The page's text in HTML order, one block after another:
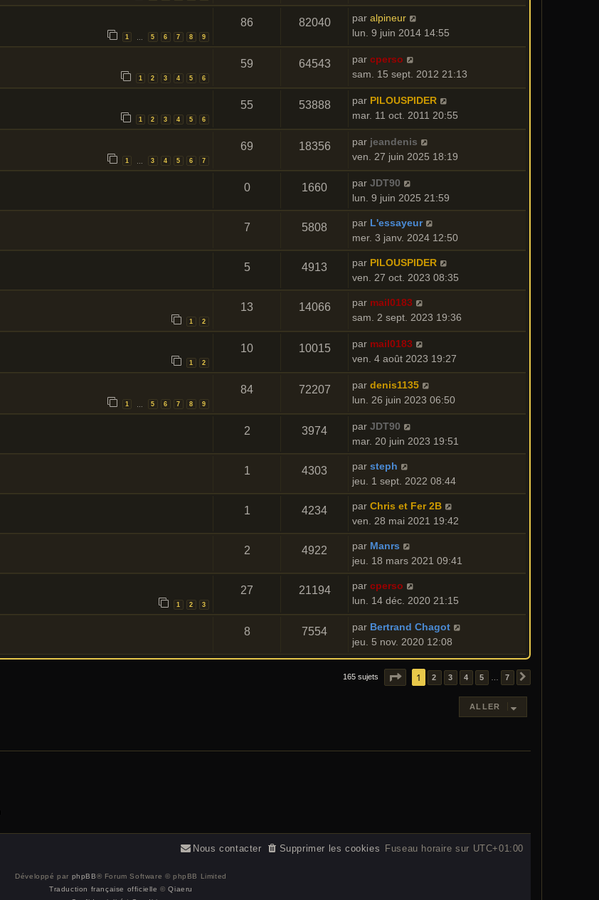
1 5 6 7 8 9
86 82040 par alpineur
lun. 9 juin 2014 14:55
1 2 3 4 5 6
59 64543 par cperso
sam. 15 sept. 2012 21:13
1 2 3 4 5 6
55 53888 par PILOUSPIDER
mar. 11 oct. 2011 20:55
1 3 4 5 6 7
69 18356 par jeandenis
ven. 27 juin 2025 18:19
0 1660 par JDT90
lun. 9 juin 2025 21:59
7 5808 par L'essayeur
mer. 3 janv. 2024 12:50
5 4913 par PILOUSPIDER
ven. 27 oct. 2023 08:35
1 2
13 14066 par mail0183
sam. 2 sept. 2023 19:36
1 2
10 10015 par mail0183
ven. 4 août 2023 19:27
1 5 6 7 8 9
84 72207 par denis1135
lun. 26 juin 2023 06:50
2 3974 par JDT90
mar. 20 juin 2023 19:51
1 4303 par steph
jeu. 1 sept. 2022 08:44
1 4234 par Chris et Fer 2B
ven. 28 mai 2021 19:42
2 4922 par Manrs
jeu. 18 mars 2021 09:41
1 2 3
27 21194 par cperso
lun. 14 déc. 2020 21:15
8 7554 par Bertrand Chagot
jeu. 5 nov. 2020 12:08
165 sujets PAGE 1SUR 7
1 2 3 4 5 … 7
ALLER
Fuseau horaire sur UTC+01:00
Supprimer les cookies
Nous contacter
Développé par phpBB® Forum Software © phpBB Limited
Traduction française officielle ©Qiaeru